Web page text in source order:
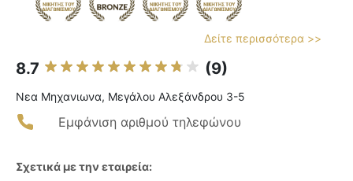
Δείτε περισσότερα >>
8.7 (9)
Νεα Μηχανιωνα, Μεγάλου Αλεξάνδρου 3-5
Εμφάνιση αριθμού τηλεφώνου
Σχετικά με την εταιρεία: